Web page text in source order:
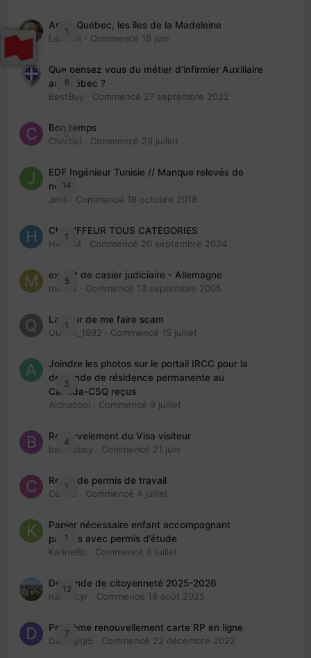
1
Arte : Québec, les îles de la Madeleine
Laurent · Commencé 16 juin
6
Que pensez vous du métier d'infirmier Auxiliaire
au Québec ?
BestBuy · Commencé 27 septembre 2022
0
Bon temps
Charbel · Commencé 29 juillet
14
EDE Ingénieur Tunisie // Manque relevés de
note
Jmili · Commencé 18 octobre 2018
1
CHAUFFEUR TOUS CATEGORIES
HAZEM · Commencé 20 septembre 2024
5
extrait de casier judiciaire - Allemagne
maries · Commencé 13 septembre 2005
1
La peur de me faire scam
Queen_1992 · Commencé 15 juillet
3
Joindre les photos sur le portail IRCC pour la
demande de résidence permanente au
Canada-CSQ reçus
Aichacool · Commencé 9 juillet
4
Renouvelement du Visa visiteur
babibubsy · Commencé 21 juin
1
Refus de permis de travail
Cedbri · Commencé 4 juillet
1
Papier nécessaire enfant accompagnant
parents avec permis d’étude
KarineBo · Commencé 8 juillet
12
Demande de citoyenneté 2025-2026
nanancyr · Commencé 18 août 2025
7
Problème renouvellement carte RP en ligne
Davidgigi5 · Commencé 22 décembre 2022